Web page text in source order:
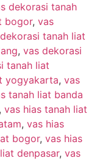
dekorasi tanah
bogor, vas
tanah liat
, vas dekorasi
tanah liat
yogyakarta, vas
tanah liat banda
, vas hias tanah liat
, vas hias
bogor, vas hias
denpasar, vas